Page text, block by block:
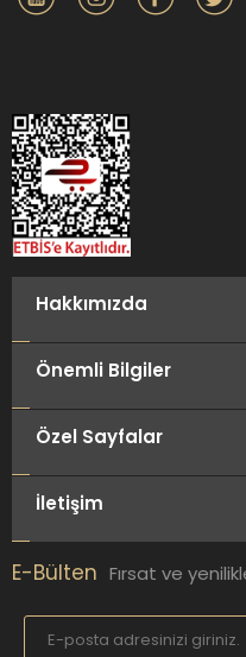
Hakkımızda
Önemli Bilgiler
Özel Sayfalar
İletişim
E-Bülten Fırsat ve